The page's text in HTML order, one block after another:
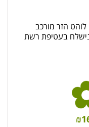
הזר מורכב
נישלח בעטיפת רשת
₪